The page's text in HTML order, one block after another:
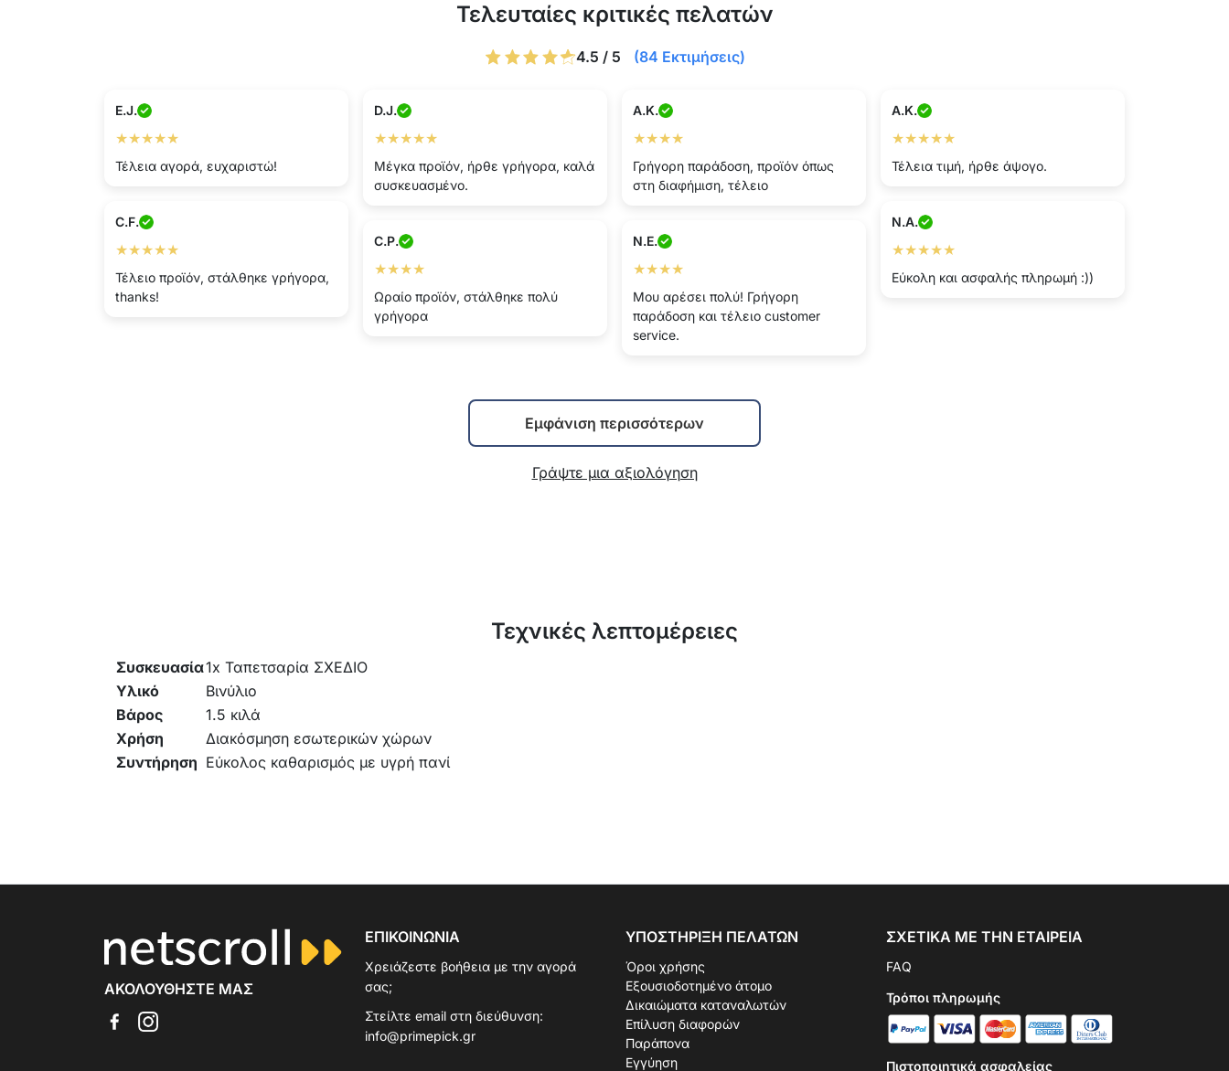
Τελευταίες κριτικές πελατών
4.5 / 5 (84 Εκτιμήσεις)
E.J.
★★★★★
Τέλεια αγορά, ευχαριστώ!
D.J.
★★★★★
Μέγκα προϊόν, ήρθε γρήγορα, καλά
συσκευασμένο.
A.K.
★★★★
Γρήγορη παράδοση, προϊόν όπως
στη διαφήμιση, τέλειο
A.K.
★★★★★
Τέλεια τιμή, ήρθε άψογο.
C.F.
★★★★★
Τέλειο προϊόν, στάλθηκε γρήγορα,
thanks!
N.A.
★★★★★
Εύκολη και ασφαλής πληρωμή :))
C.P.
★★★★
Ωραίο προϊόν, στάλθηκε πολύ
γρήγορα
N.E.
★★★★
Μου αρέσει πολύ! Γρήγορη
παράδοση και τέλειο customer
service.
Εμφάνιση περισσότερων
Γράψτε μια αξιολόγηση
Τεχνικές λεπτομέρειες
Συσκευασία1x Ταπετσαρία ΣΧΕΔΙΟ
Υλικό
Βινύλιο
Βάρος
1.5 κιλά
Χρήση
Διακόσμηση εσωτερικών χώρων
Συντήρηση Εύκολος καθαρισμός με υγρή πανί
ΑΚΟΛΟΥΘΉΣΤΕ ΜΑΣ
ΕΠΙΚΟΙΝΩΝΊΑ
Χρειάζεστε βοήθεια με την αγορά
σας;
Στείλτε email στη διεύθυνση:
info@primepick.gr
ΥΠΟΣΤΉΡΙΞΗ ΠΕΛΑΤΏΝ
Όροι χρήσης
Εξουσιοδοτημένο άτομο
Δικαιώματα καταναλωτών
Επίλυση διαφορών
Παράπονα
Εγγύηση
ΣΧΕΤΙΚΆ ΜΕ ΤΗΝ ΕΤΑΙΡΕΊΑ
FAQ
Τρόποι πληρωμής
Πιστοποιητικά ασφαλείας